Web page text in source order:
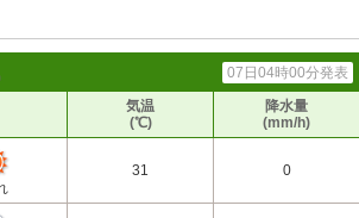
07日04時00分発表
気温
(℃)
降水量
(mm/h)
31 0